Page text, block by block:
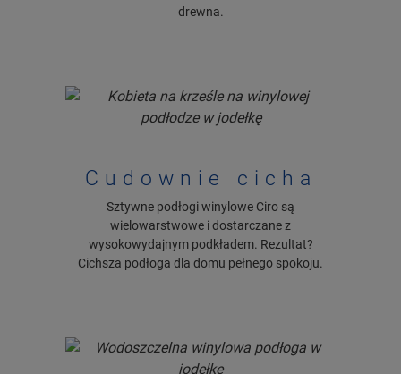
drewna.
Cudownie cicha
Sztywne podłogi winylowe Ciro są
wielowarstwowe i dostarczane z
wysokowydajnym podkładem. Rezultat?
Cichsza podłoga dla domu pełnego spokoju.